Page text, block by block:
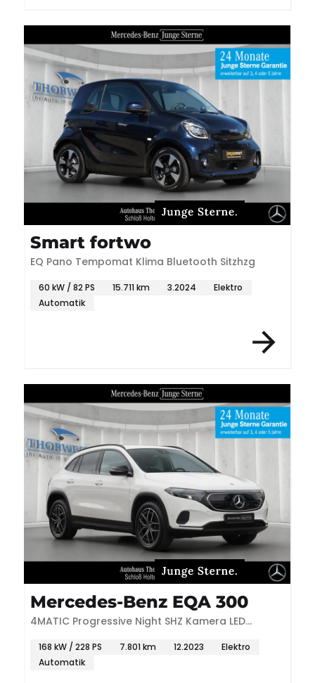
Smart fortwo
EQ Pano Tempomat Klima Bluetooth Sitzhzg
60 kW / 82 PS 15.711 km 3.2024
Elektro
Automatik
Mercedes-Benz EQA 300
4MATIC Progressive Night SHZ Kamera LED
168 kW / 228 PS 7.801 km 12.2023
Elektro
Automatik